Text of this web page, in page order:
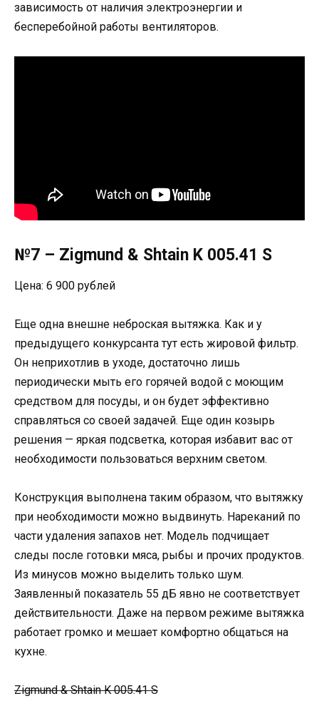
зависимость от наличия электроэнергии и
бесперебойной работы вентиляторов.
№7 – Zigmund & Shtain K 005.41 S
Цена: 6 900 рублей
Еще одна внешне неброская вытяжка. Как и у
предыдущего конкурсанта тут есть жировой фильтр.
Он неприхотлив в уходе, достаточно лишь
периодически мыть его горячей водой с моющим
средством для посуды, и он будет эффективно
справляться со своей задачей. Еще один козырь
решения — яркая подсветка, которая избавит вас от
необходимости пользоваться верхним светом.
Конструкция выполнена таким образом, что вытяжку
при необходимости можно выдвинуть. Нареканий по
части удаления запахов нет. Модель подчищает
следы после готовки мяса, рыбы и прочих продуктов.
Из минусов можно выделить только шум.
Заявленный показатель 55 дБ явно не соответствует
действительности. Даже на первом режиме вытяжка
работает громко и мешает комфортно общаться на
кухне.
Zigmund & Shtain K 005.41 S